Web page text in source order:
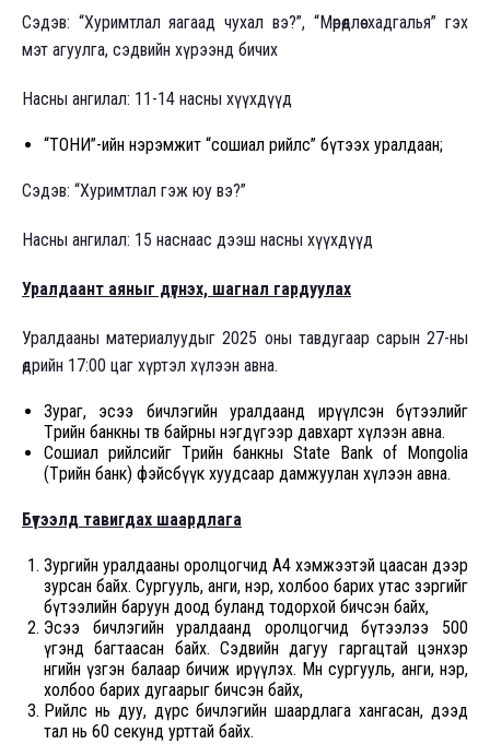
Сэдэв: “Хуримтлал яагаад чухал вэ?”, “Мөрөөдлөө хадгалья” гэх
мэт агуулга, сэдвийн хүрээнд бичих
Насны ангилал: 11-14 насны хүүхдүүд
“ТОНИ”-ийн нэрэмжит “сошиал рийлс” бүтээх уралдаан;
Сэдэв: “Хуримтлал гэж юу вэ?”
Насны ангилал: 15 наснаас дээш насны хүүхдүүд
Уралдаант аяныг дүгнэх, шагнал гардуулах
Уралдааны материалуудыг 2025 оны тавдугаар сарын 27-ны
өдрийн 17:00 цаг хүртэл хүлээн авна.
Зураг, эсээ бичлэгийн уралдаанд ирүүлсэн бүтээлийг
Төрийн банкны төв байрны нэгдүгээр давхарт хүлээн авна.
Сошиал рийлсийг Төрийн банкны State Bank of Mongolia
(Төрийн банк) фэйсбүүк хуудсаар дамжуулан хүлээн авна.
Бүтээлд тавигдах шаардлага
Зургийн уралдааны оролцогчид А4 хэмжээтэй цаасан дээр
зурсан байх. Сургууль, анги, нэр, холбоо барих утас зэргийг
бүтээлийн баруун доод буланд тодорхой бичсэн байх,
Эсээ бичлэгийн уралдаанд оролцогчид бүтээлээ 500
үгэнд багтаасан байх. Сэдвийн дагуу гаргацтай цэнхэр
өнгийн үзгэн балаар бичиж ирүүлэх. Мөн сургууль, анги, нэр,
холбоо барих дугаарыг бичсэн байх,
Рийлс нь дуу, дүрс бичлэгийн шаардлага хангасан, дээд
тал нь 60 секунд урттай байх.